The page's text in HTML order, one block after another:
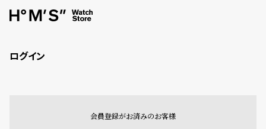
ログイン
会員登録がお済みのお客様